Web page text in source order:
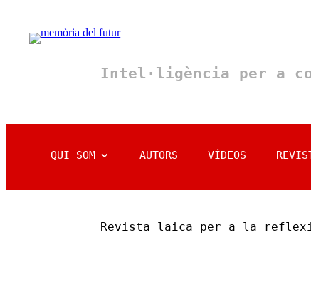
Intel·ligència per a
QUI SOM AUTORS VÍDEOS
Revista laica per a la